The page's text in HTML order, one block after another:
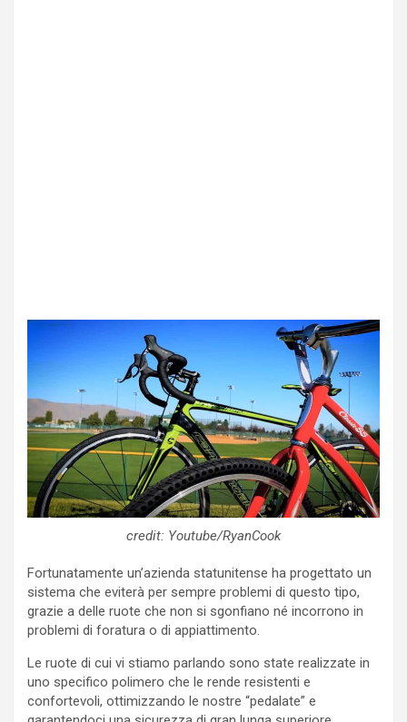
credit: Youtube/RyanCook
Fortunatamente un’azienda statunitense ha progettato un
sistema che eviterà per sempre problemi di questo tipo,
grazie a delle ruote che non si sgonfiano né incorrono in
problemi di foratura o di appiattimento.
Le ruote di cui vi stiamo parlando sono state realizzate in
uno specifico polimero che le rende resistenti e
confortevoli, ottimizzando le nostre “pedalate” e